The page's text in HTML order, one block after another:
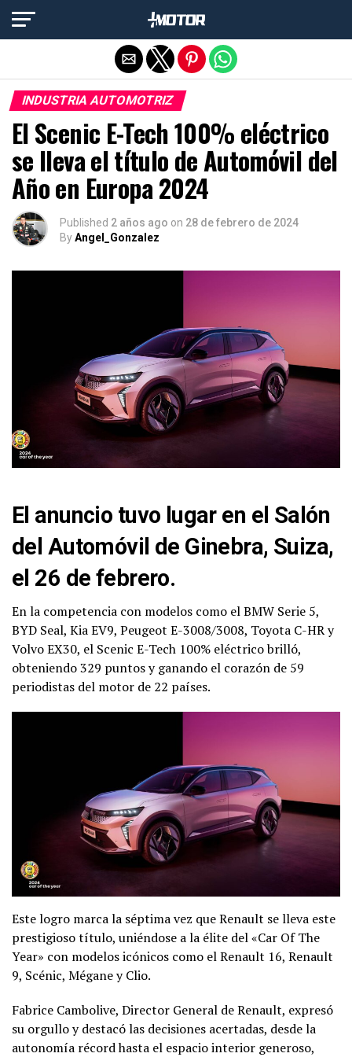
INDUSTRIA AUTOMOTRIZ
El Scenic E-Tech 100% eléctrico
se lleva el título de Automóvil del
Año en Europa 2024
Published 2 años ago on 28 de febrero de 2024
ByAngel_Gonzalez
El anuncio tuvo lugar en el Salón
del Automóvil de Ginebra, Suiza,
el 26 de febrero.
En la competencia con modelos como el BMW Serie 5,
BYD Seal, Kia EV9, Peugeot E-3008/3008, Toyota C-HR y
Volvo EX30, el Scenic E-Tech 100% eléctrico brilló,
obteniendo 329 puntos y ganando el corazón de 59
periodistas del motor de 22 países.
Este logro marca la séptima vez que Renault se lleva este
prestigioso título, uniéndose a la élite del «Car Of The
Year» con modelos icónicos como el Renault 16, Renault
9, Scénic, Mégane y Clio.
Fabrice Cambolive, Director General de Renault, expresó
su orgullo y destacó las decisiones acertadas, desde la
autonomía récord hasta el espacio interior generoso,
Salir de la versión móvil